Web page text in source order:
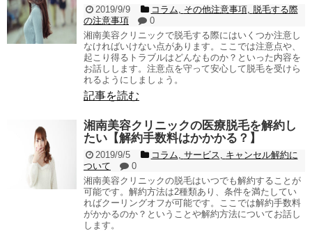
2019/9/9 コラム その他注意事項,
脱毛する際
の注意事項
0
湘南美容クリニックで脱毛する際にはいくつか注意し
なければいけない点があります。ここでは注意点や、
起こり得るトラブルはどんなものか？といった内容を
お話しします。注意点を守って安心して脱毛を受けら
れるようにしましょう。
記事を読む
湘南美容クリニックの医療脱毛を解約し
たい【解約手数料はかかかる？】
2019/9/5 コラム サービス
キャンセル解約に
ついて
0
湘南美容クリニックの脱毛はいつでも解約することが
可能です。解約方法は2種類あり、条件を満たしてい
ればクーリングオフが可能です。ここでは解約手数料
がかかるのか？ということや解約方法についてお話し
します。